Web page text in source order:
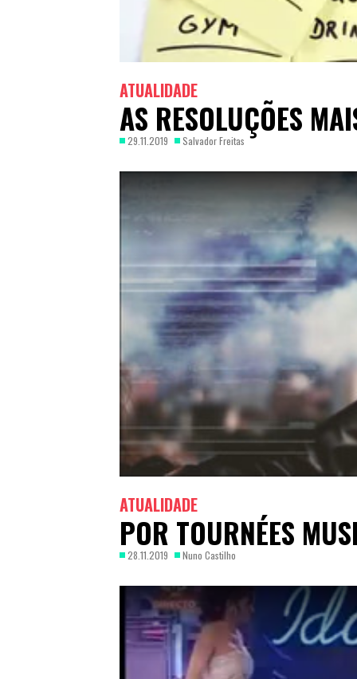
ATUALIDADE
AS RESOLUÇÕES
29.11.2019 Salvador Freitas
ATUALIDADE
POR TOURNÉES
28.11.2019 Nuno Castilho